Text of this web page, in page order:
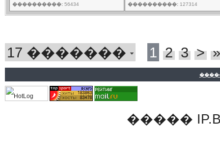
����������:56434
����������:127314
17 ������� 1 2 3 > »
�����